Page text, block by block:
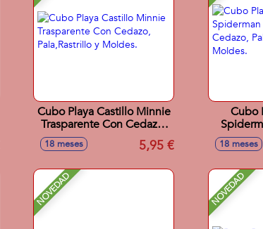
Cubo Playa Castillo Minnie
Trasparente Con Cedazo,
Pala,Rastrillo y Moldes.
18 meses 5,95 €
Cubo
Con
y
18 meses
NOVEDAD NOVEDAD